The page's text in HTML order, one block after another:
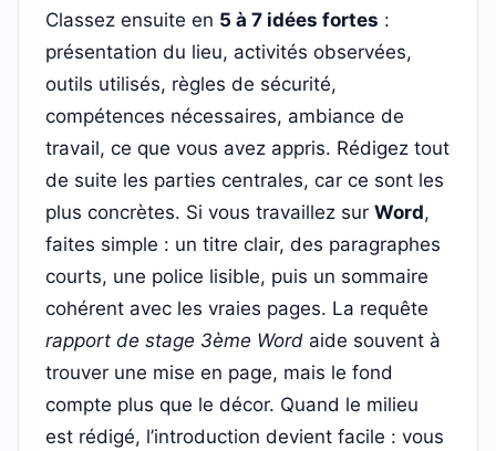
Classez ensuite en 5 à 7 idées fortes :
présentation du lieu, activités observées,
outils utilisés, règles de sécurité,
compétences nécessaires, ambiance de
travail, ce que vous avez appris. Rédigez tout
de suite les parties centrales, car ce sont les
plus concrètes. Si vous travaillez sur Word,
faites simple : un titre clair, des paragraphes
courts, une police lisible, puis un sommaire
cohérent avec les vraies pages. La requête
rapport de stage 3ème Word aide souvent à
trouver une mise en page, mais le fond
compte plus que le décor. Quand le milieu
est rédigé, l’introduction devient facile : vous